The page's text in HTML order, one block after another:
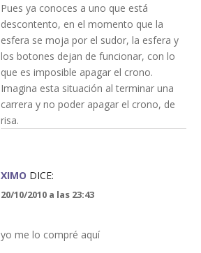
Pues ya conoces a uno que está
descontento, en el momento que la
esfera se moja por el sudor, la esfera y
los botones dejan de funcionar, con lo
que es imposible apagar el crono.
Imagina esta situación al terminar una
carrera y no poder apagar el crono, de
risa.
XIMO DICE:
20/10/2010 a las 23:43
yo me lo compré aquí